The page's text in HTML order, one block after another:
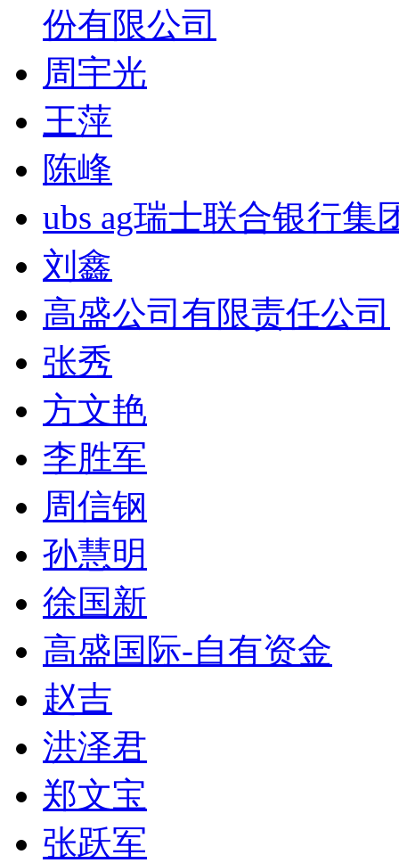
份有限公司
周宇光
王萍
陈峰
ubs ag瑞士联合银行集
刘鑫
高盛公司有限责任公司
张秀
方文艳
李胜军
周信钢
孙慧明
徐国新
高盛国际-自有资金
赵吉
洪泽君
郑文宝
张跃军